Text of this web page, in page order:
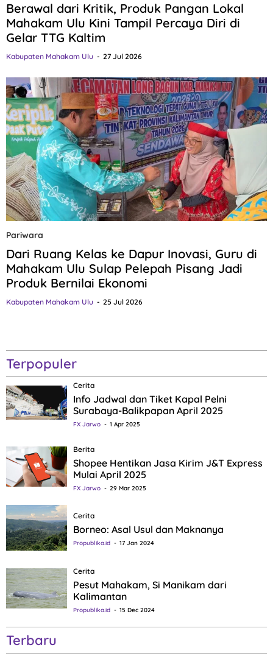
Berawal dari Kritik, Produk Pangan Lokal
Mahakam Ulu Kini Tampil Percaya Diri di
Gelar TTG Kaltim
Kabupaten Mahakam Ulu 27 Jul 2026
Pariwara
Dari Ruang Kelas ke Dapur Inovasi, Guru di
Mahakam Ulu Sulap Pelepah Pisang Jadi
Produk Bernilai Ekonomi
Kabupaten Mahakam Ulu 25 Jul 2026
Terpopuler
Cerita
Info Jadwal dan Tiket Kapal Pelni
Surabaya-Balikpapan April 2025
FX Jarwo 1 Apr 2025
Berita
Shopee Hentikan Jasa Kirim J&T Express
Mulai April 2025
FX Jarwo 29 Mar 2025
Cerita
Borneo: Asal Usul dan Maknanya
Propublika.id 17 Jan 2024
Cerita
Pesut Mahakam, Si Manikam dari
Kalimantan
Propublika.id 15 Dec 2024
Terbaru